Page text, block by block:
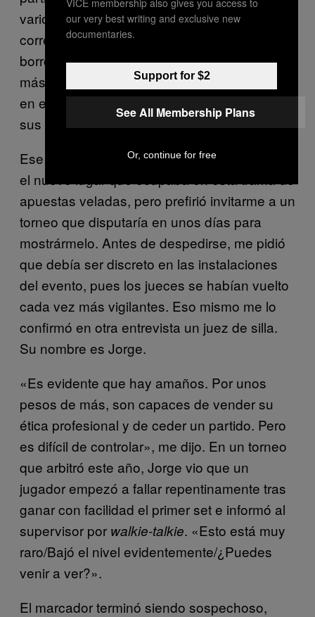
varios supervisores y pensó que no podía
correr tanto riesgo, así que tomó distancia y
borró los chats de su celular. Pero necesitaba
más dinero y buscó la manera de convertirse
en emisario del emisario. Desde entonces
sus roles en la mafia cambiaron.
Ese día, en el restaurante, me iba a explicar
el nuevo lugar que ocupaba en esta trama de
apuestas veladas, pero prefirió invitarme a un
torneo que disputaría en unos días para
mostrármelo. Antes de despedirse, me pidió
que debía ser discreto en las instalaciones
del evento, pues los jueces se habían vuelto
cada vez más vigilantes. Eso mismo me lo
confirmó en otra entrevista un juez de silla.
Su nombre es Jorge.
«Es evidente que hay amaños. Por unos
pesos de más, son capaces de vender su
ética profesional y de ceder un partido. Pero
es difícil de controlar», me dijo. En un torneo
que arbitró este año, Jorge vio que un
jugador empezó a fallar repentinamente tras
ganar con facilidad el primer set e informó al
supervisor por walkie-talkie. «Esto está muy
raro/Bajó el nivel evidentemente/¿Puedes
venir a ver?».
El marcador terminó siendo sospechoso,
our very best writing and exclusive new
documentaries.
Support for $2
See All Membership Plans
Or, continue for free